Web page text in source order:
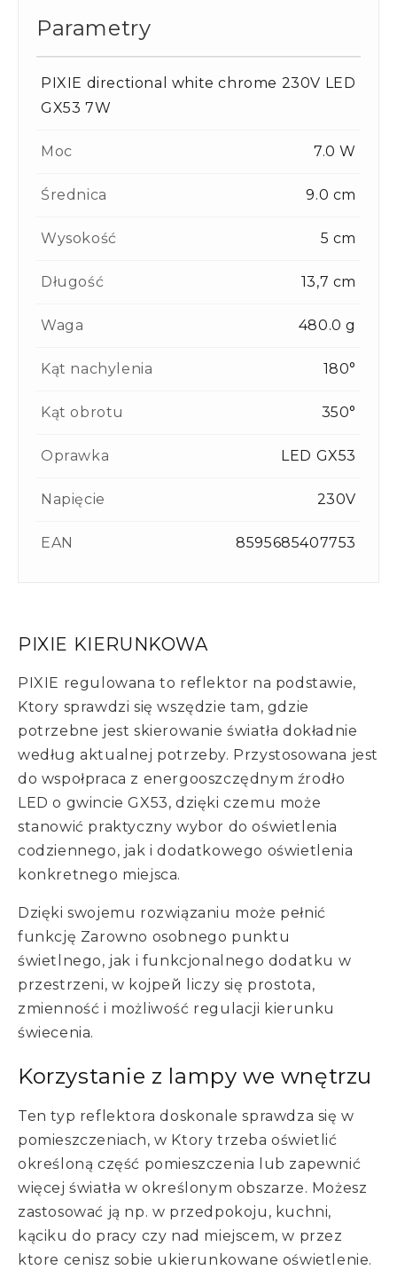
PIXIE KIERUNKOWA
PIXIE regulowana to reflektor na podstawie,
Ktory sprawdzi się wszędzie tam, gdzie
potrzebne jest skierowanie światła dokładnie
według aktualnej potrzeby. Przystosowana jest
do wspołpraca z energooszczędnym źrodło
LED o gwincie GX53, dzięki czemu może
stanowić praktyczny wybor do oświetlenia
codziennego, jak i dodatkowego oświetlenia
konkretnego miejsca.
Dzięki swojemu rozwiązaniu może pełnić
funkcję Zarowno osobnego punktu
świetlnego, jak i funkcjonalnego dodatku w
przestrzeni, w koјрей liczy się prostota,
zmienność i możliwość regulacji kierunku
świecenia.
Korzystanie z lampy we wnętrzu
Ten typ reflektora doskonale sprawdza się w
pomieszczeniach, w Ktory trzeba oświetlić
określoną część pomieszczenia lub zapewnić
więcej światła w określonym obszarze. Możesz
zastosować ją np. w przedpokoju, kuchni,
kąciku do pracy czy nad miejscem, w przez
ktore cenisz sobie ukierunkowane oświetlenie.
Parametry
PIXIE directional white chrome 230V LED
GX53 7W
Moc 7.0 W
Średnica 9.0 cm
Wysokość 5 cm
Długość 13,7 cm
Waga 480.0 g
Kąt nachylenia 180°
Kąt obrotu 350°
Oprawka LED GX53
Napięcie 230V
EAN 8595685407753